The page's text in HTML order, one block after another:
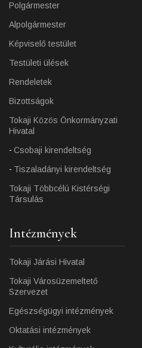
Polgármester
Alpolgármester
Képviselő testület
Testületi ülések
Rendeletek
Bizottságok
Tokaji Közös Önkormányzati
Hivatal
Csobaji kirendeltség
Tiszaladányi kirendeltség
Tokaji Többcélú Kistérségi
Társulás
Intézmények
Tokaji Járási Hivatal
Tokaji Városüzemeltető
Szervezet
Egészségügyi intézmények
Oktatási intézmények